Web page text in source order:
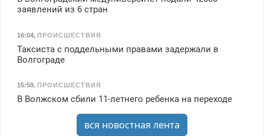
заявлений из 6 стран
16:04, ПРОИСШЕСТВИЯ
Таксиста с поддельными правами задержали в
Волгограде
15:59, ПРОИСШЕСТВИЯ
В Волжском сбили 11-летнего ребенка на переходе
вся новостная лента